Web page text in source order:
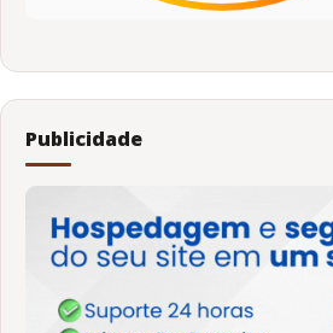
Publicidade